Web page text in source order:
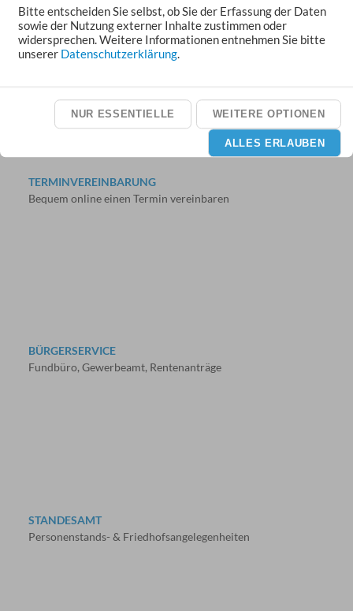
RATHAUS ONLINE
Formulare & digitale Leistungen
TERMINVEREINBARUNG
Bequem online einen Termin vereinbaren
BÜRGERSERVICE
Fundbüro, Gewerbeamt, Rentenanträge
STANDESAMT
Personenstands- & Friedhofsangelegenheiten
Bitte entscheiden Sie selbst, ob Sie der Erfassung der Daten
sowie der Nutzung externer Inhalte zustimmen oder
widersprechen. Weitere Informationen entnehmen Sie bitte
unserer Datenschutzerklärung.
NUR ESSENTIELLE WEITERE OPTIONEN
ALLES ERLAUBEN